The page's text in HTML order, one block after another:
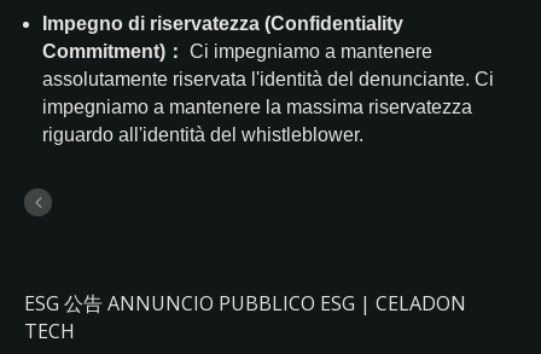
Impegno di riservatezza (Confidentiality
Commitment)： Ci impegniamo a mantenere
assolutamente riservata l'identità del denunciante. Ci
impegniamo a mantenere la massima riservatezza
riguardo all'identità del whistleblower.
ESG 公告 ANNUNCIO PUBBLICO ESG | CELADON
TECH